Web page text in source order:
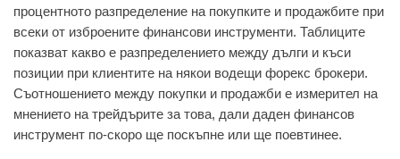
процентното разпределение на покупките и продажбите при
всеки от изброените финансови инструменти. Таблиците
показват какво е разпределението между дълги и къси
позиции при клиентите на някои водещи форекс брокери.
Съотношението между покупки и продажби е измерител на
мнението на трейдърите за това, дали даден финансов
инструмент по-скоро ще поскъпне или ще поевтинее.